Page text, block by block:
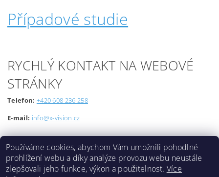
Případové studie
RYCHLÝ KONTAKT NA WEBOVÉ
STRÁNKY
Telefon: +420 608 236 258
E-mail: info@x-vision.cz
Používáme cookies, abychom Vám umožnili pohodlné
prohlížení webu a díky analýze provozu webu neustále
zlepšovali jeho funkce, výkon a použitelnost. Více